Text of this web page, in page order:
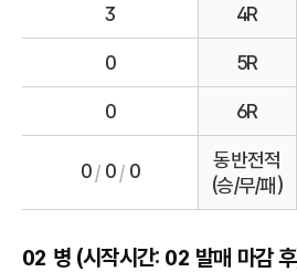
4R
3
5R
0
6R
0
동반전적
(승/무/패)
0/0/0
02 병 (시작시간: 02 발매 마감